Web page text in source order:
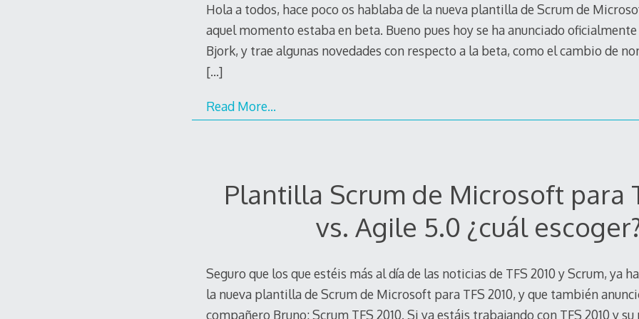
Hola a todos, hace poco os hablaba de la nueva plantilla de Scrum de
aquel momento estaba en beta. Bueno pues hoy se ha anunciado
Bjork, y trae algunas novedades con respecto a la beta, como el cambio de
[…]
Read More…
Plantilla Scrum de Microsoft para
vs. Agile 5.0 ¿cuál
Seguro que los que estéis más al día de las noticias de TFS 2010 y Scrum, ya
la nueva plantilla de Scrum de Microsoft para TFS 2010, y que también
compañero Bruno: Scrum TFS 2010. Si ya estáis trabajando con TFS 2010 y